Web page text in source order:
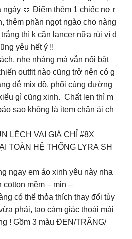
ngày 🫶 Điểm thêm 1 chiếc nơ r
thêm phần ngọt ngào cho nàng
thì k cần lancer nữa rùi vì d
yêu hết ý !!
nhẹ nhàng mà vẫn nổi bật
outfit nào cũng trở nên có g
dễ mix đồ, phối cùng đường
gì cũng xinh. Chất len thì m
sao không là item chân ái ch
LỆCH VAI GIÁ CHỈ #8X
TOÀN HỆ THỐNG LYRA SH
ngay em áo xinh yêu này nha
cotton mềm – mịn –
có thể thỏa thích thay đổi tùy
phải, tạo cảm giác thoải mái
! Gồm 3 màu ĐEN/TRẮNG/